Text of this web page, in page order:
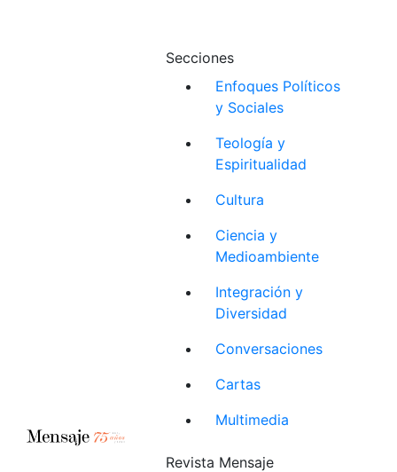
Secciones
Enfoques Políticos
y Sociales
Teología y
Espiritualidad
Cultura
Ciencia y
Medioambiente
Integración y
Diversidad
Conversaciones
Cartas
Multimedia
Revista Mensaje